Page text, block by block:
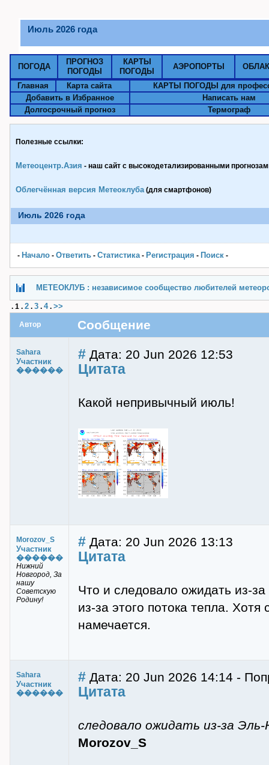
Июль 2026 года
ПОГОДА
ПРОГНОЗ
ПОГОДЫ
КАРТЫ
ПОГОДЫ
АЭРОПОРТЫ
Главная Карта сайта
КАРТЫ ПОГОДЫ для
Добавить в Избранное
Написать нам
Долгосрочный прогноз
Термограф
Полезные ссылки:
Метеоцентр.Азия - наш сайт с высокодетализированными
Облегчённая версия Метеоклуба(для смартфонов)
Июль 2026 года
- Начало - Ответить - Статистика- Pегистрация - Поиск -
МЕТЕОКЛУБ : независимое сообщество любителей
. 1 . 2 . 3 . 4. >>
Автор Сообщение
Sahara
Участник
������
# Дата: 20 Jun 2026 12:53
Цитата
Какой непривычный июль!
Morozov_S
Участник
������
Нижний
Новгород, За
нашу
Советскую
Родину!
# Дата: 20 Jun 2026 13:13
Цитата
Что и следовало ожидать из-
из-за этого потока тепла.
намечается.
Sahara
Участник
������
# Дата: 20 Jun 2026 14:14 -
Цитата
следовало ожидать из-за Эль-
Morozov_S